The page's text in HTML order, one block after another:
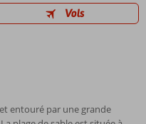
Vols
entouré par une grande